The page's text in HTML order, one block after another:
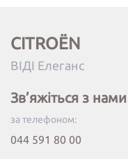
CITROËN
ВІДІ Елеганс
Зв’яжіться з нами
за телефоном:
044 591 80 00